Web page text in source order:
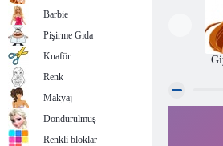
Barbie
Pişirme Gıda
Kuaför
Renk
Makyaj
Dondurulmuş
Renkli bloklar